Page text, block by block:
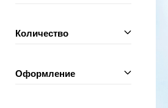
Количество
Оформление